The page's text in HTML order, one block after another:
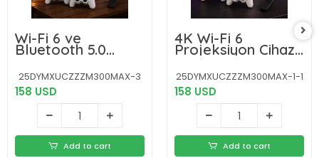
Wi-Fi 6 ve
Bluetooth 5.0
Destekli 4K Akıllı
Projeksiyon Cihazı
Yeni Nesil
25DYMXUCZZZM300MAX-3
158 USD
Add to cart
4K Wi-Fi 6
Projeksiyon Cihazı
– 10.000+ Oyun
Desteği, Kablosuz
Bağlantı ve Çoklu
Giriş Portları Yeni
25DYMXUCZZZM300MAX-1-1
158 USD
Add to cart